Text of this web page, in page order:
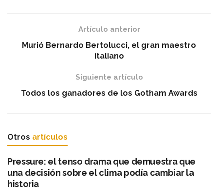
Artículo anterior
Murió Bernardo Bertolucci, el gran maestro
italiano
Siguiente artículo
Todos los ganadores de los Gotham Awards
Otros artículos
Pressure: el tenso drama que demuestra que
una decisión sobre el clima podía cambiar la
historia